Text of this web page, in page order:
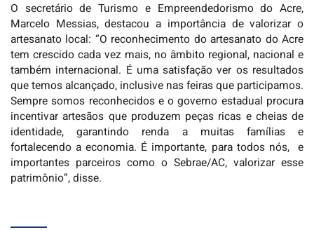
O secretário de Turismo e Empreendedorismo do Acre,
Marcelo Messias, destacou a importância de valorizar o
artesanato local: “O reconhecimento do artesanato do Acre
tem crescido cada vez mais, no âmbito regional, nacional e
também internacional. É uma satisfação ver os resultados
que temos alcançado, inclusive nas feiras que participamos.
Sempre somos reconhecidos e o governo estadual procura
incentivar artesãos que produzem peças ricas e cheias de
identidade, garantindo renda a muitas famílias e
fortalecendo a economia. É importante, para todos nós, e
importantes parceiros como o Sebrae/AC, valorizar esse
patrimônio”, disse.